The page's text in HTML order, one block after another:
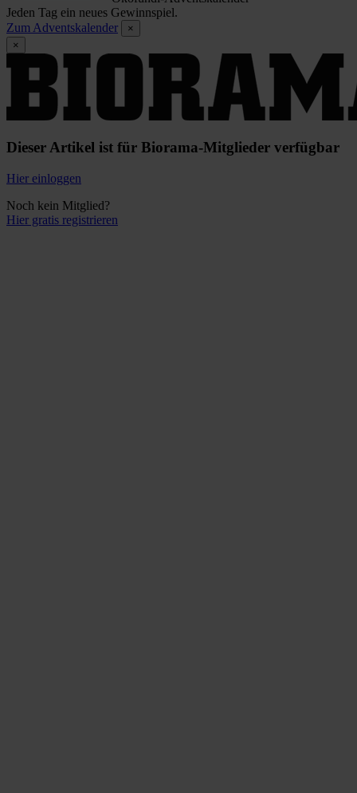
Jeden Tag ein neues Gewinnspiel.
Zum Adventskalender
×
×
Dieser Artikel ist für Biorama-Mitglieder verfügbar
Hier einloggen
Noch kein Mitglied?
Hier gratis registrieren